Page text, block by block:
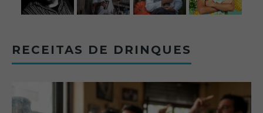
RECEITAS DE DRINQUES